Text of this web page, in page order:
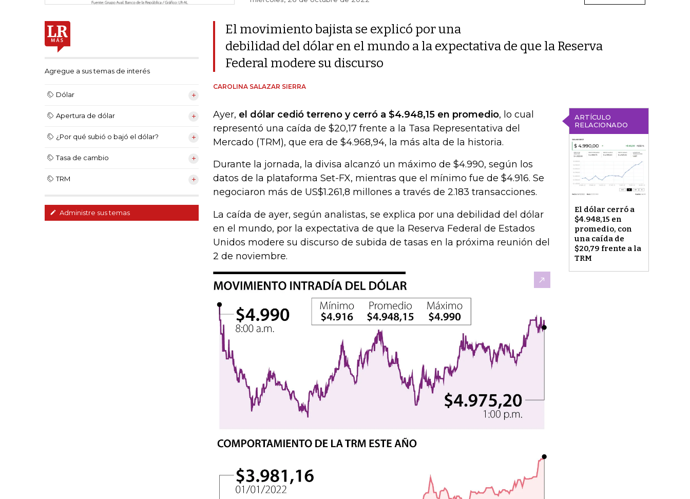
Agregue a sus temas de interés
Dólar
Apertura de dólar
¿Por qué subió o bajó el dólar?
Tasa de cambio
TRM
Administre sus temas
El movimiento bajista se explicó por una
debilidad del dólar en el mundo a la expectativa de que la Reserva
Federal modere su discurso
CAROLINA SALAZAR SIERRA
ARTÍCULO
RELACIONADO
El dólar cerró a
$4.948,15 en
promedio, con
una caída de
$20,79 frente a la
TRM
Ayer, el dólar cedió terreno y cerró a $4.948,15 en promedio, lo cual
representó una caída de $20,17 frente a la Tasa Representativa del
Mercado (TRM), que era de $4.968,94, la más alta de la historia.
Durante la jornada, la divisa alcanzó un máximo de $4.990, según los
datos de la plataforma Set-FX, mientras que el mínimo fue de $4.916. Se
negociaron más de US$1.261,8 millones a través de 2.183 transacciones.
La caída de ayer, según analistas, se explica por una debilidad del dólar
en el mundo, por la expectativa de que la Reserva Federal de Estados
Unidos modere su discurso de subida de tasas en la próxima reunión del
2 de noviembre.